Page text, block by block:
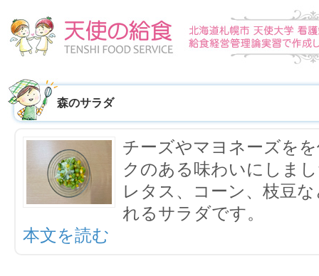
森のサラダ
チーズやマヨネーズを
クのある味わいにしま
レタス、コーン、枝豆
れるサラダです。
本文を読む